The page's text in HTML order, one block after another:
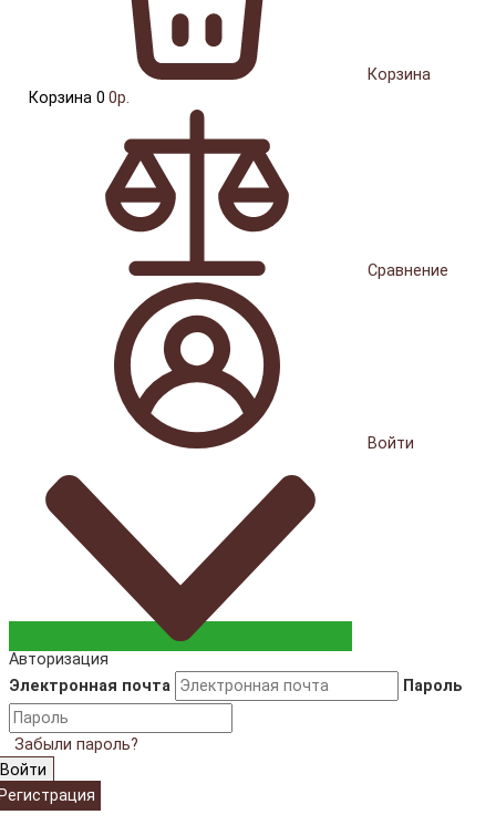
Корзина
Корзина 0 0р.
Сравнение
Войти
Авторизация
Электронная почта
Пароль
Забыли пароль?
Войти